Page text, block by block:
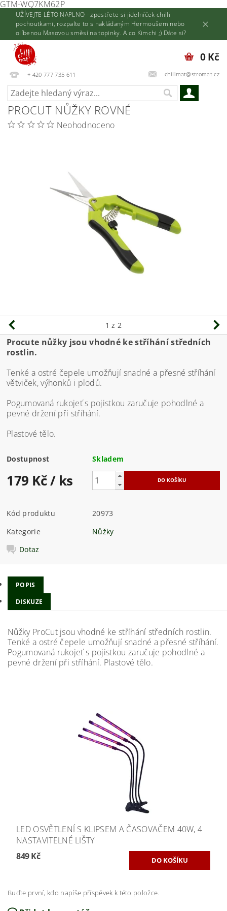
GTM-WQ7KM62P
UŽÍVEJTE LÉTO NAPLNO - zpestřete si jídelníček chilli
pochoutkami, rozpalte to s nakládaným Hermoušem nebo
olíbenou Masovou směsí na topinky. A co Kimchi ;) Dáte si?
+ 420 777 735 611 chillimat@stromat.cz
0 Kč
PROCUT NŮŽKY ROVNÉ
Neohodnoceno
1 z 2
Procute nůžky jsou vhodné ke stříhání středních
rostlin.
Tenké a ostré čepele umožňují snadné a přesné stříhání
větviček, výhonků i plodů.
Pogumovaná rukojeť s pojistkou zaručuje pohodlné a
pevné držení při stříhání.
Plastové tělo.
Dostupnost Skladem
179 Kč/ ks
Kód produktu
20973
Kategorie
Nůžky
Dotaz
POPIS
DISKUZE
Nůžky ProCut jsou vhodné ke stříhání středních rostlin.
Tenké a ostré čepele umožňují snadné a přesné stříhání.
Pogumovaná rukojeť s pojistkou zaručuje pohodlné a
pevné držení při stříhání. Plastové tělo.
LED OSVĚTLENÍ S KLIPSEM A ČASOVAČEM 40W, 4
NASTAVITELNÉ LIŠTY
849 Kč
Buďte první, kdo napíše příspěvek k této položce.